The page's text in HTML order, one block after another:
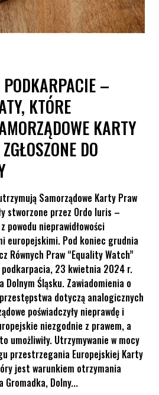
–
KTÓRE
KARTY
DO
Samorządowe Karty Praw
stworzone przez Ordo Iuris –
nieprawidłowości
europejskimi. Pod koniec grudnia
Równych Praw “Equality Watch”
podkarpacia, 23 kwietnia 2024 r.
Dolnym Śląsku. Zawiadomienia o
dotyczą analogicznych
poświadczyły nieprawdę i
niezgodnie z prawem, a
umożliwiły. Utrzymywanie w mocy
przestrzegania Europejskiej Karty
jest warunkiem otrzymania
Gromadka, Dolny...